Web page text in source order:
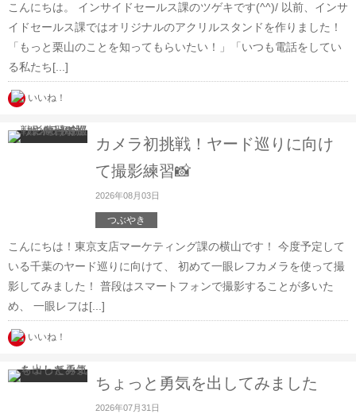
こんにちは。 インサイドセールス課のツゲキです(^^)/ 以前、インサ
イドセールス課ではオリジナルのアクリルスタンドを作りました！
「もっと栗山のことを知ってもらいたい！」「いつも電話をしてい
る私たち[...]
いいね！
カメラ初挑戦！ヤード巡りに向け
て撮影練習📸
2026年08月03日
つぶやき
こんにちは！東京支店マーケティング課の横山です！ 今度予定して
いる千葉のヤード巡りに向けて、 初めて一眼レフカメラを使って撮
影してみました！ 普段はスマートフォンで撮影することが多いた
め、 一眼レフは[...]
いいね！
ちょっと勇気を出してみました
2026年07月31日